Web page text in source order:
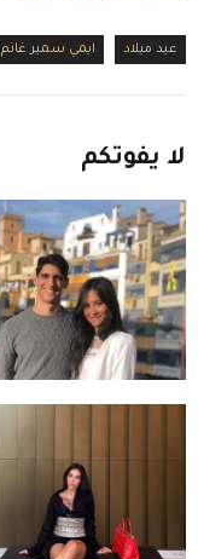
عيد ميلاد ايمي سمير غانم
لا يفوتكم